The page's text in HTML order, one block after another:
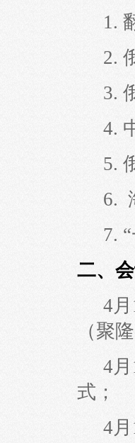
1.
2.
3.
4.
5.
6.
7.
二、
4
（聚
4
式；
4